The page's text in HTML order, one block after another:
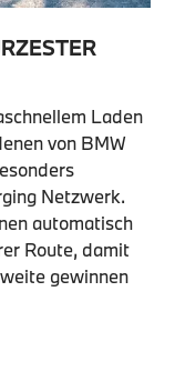
Laden
von BMW
Netzwerk.
automatisch
Route, damit
gewinnen